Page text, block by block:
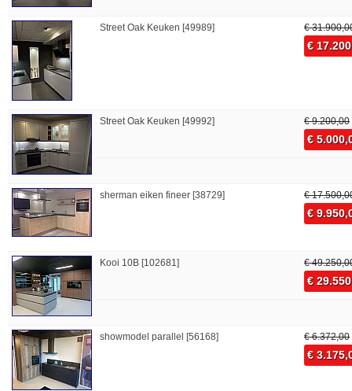
Street Oak Keuken [49989] €
€
Street Oak Keuken [49992] € 9.200,00
€
sherman eiken fineer [38729] €
€
Kooi 10B [102681] €
€
showmodel parallel [56168] € 6.372,00
€